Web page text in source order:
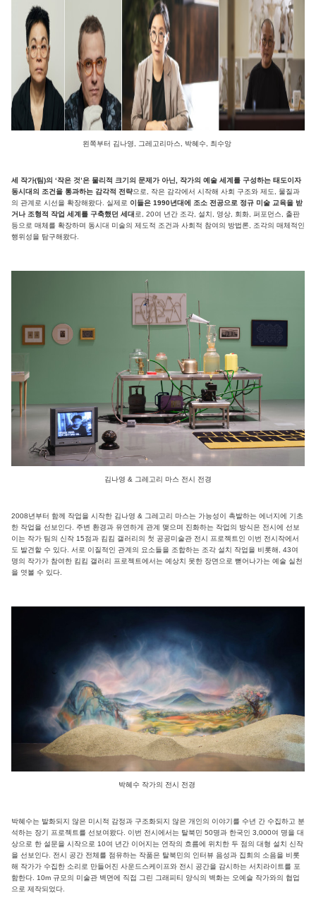
왼쪽부터 김나영, 그레고리마스, 박혜수, 최수앙
세 작가(팀)의 ‘작은 것’은 물리적 크기의 문제가 아닌, 작가의 예술 세계를 구성하는 태도이자
동시대의 조건을 통과하는 감각적 전략으로, 작은 감각에서 시작해 사회 구조와 제도, 물질과
의 관계로 시선을 확장해왔다. 실제로 이들은 1990년대에 조소 전공으로 정규 미술 교육을 받
거나 조형적 작업 세계를 구축했던 세대 로, 20여 년간 조각, 설치, 영상, 회화, 퍼포먼스, 출판
등으로 매체를 확장하며 동시대 미술의 제도적 조건과 사회적 참여의 방법론, 조각의 매체적인
행위성을 탐구해왔다.
김나영 & 그레고리 마스 전시 전경
2008년부터 함께 작업을 시작한 김나영 & 그레고리 마스는 가능성이 촉발하는 에너지에 기초
한 작업을 선보인다. 주변 환경과 유연하게 관계 맺으며 진화하는 작업의 방식은 전시에 선보
이는 작가 팀의 신작 15점과 킴킴 갤러리의 첫 공공미술관 전시 프로젝트인 이번 전시작에서
도 발견할 수 있다. 서로 이질적인 관계의 요소들을 조합하는 조각 설치 작업을 비롯해, 43여
명의 작가가 참여한 킴킴 갤러리 프로젝트에서는 예상치 못한 장면으로 뻗어나가는 예술 실천
을 엿볼 수 있다.
박혜수 작가의 전시 전경
박혜수는 발화되지 않은 미시적 감정과 구조화되지 않은 개인의 이야기를 수년 간 수집하고 분
석하는 장기 프로젝트를 선보여왔다. 이번 전시에서는 탈북민 50명과 한국인 3,000여 명을 대
상으로 한 설문을 시작으로 10여 년간 이어지는 연작의 흐름에 위치한 두 점의 대형 설치 신작
을 선보인다. 전시 공간 전체를 점유하는 작품은 탈북민의 인터뷰 음성과 집회의 소음을 비롯
해 작가가 수집한 소리로 만들어진 사운드스케이프와 전시 공간을 감시하는 서치라이트를 포
함한다. 10m 규모의 미술관 벽면에 직접 그린 그래피티 양식의 벽화는 오예슬 작가와의 협업
으로 제작되었다.